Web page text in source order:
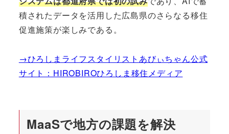
積されたデータを活用した広島県のさらなる移住
促進施策が楽しみである。
→ひろしまライフスタイリストあびぃちゃん公式
サイト：HIROBIROひろしま移住メディア
MaaSで地方の課題を解決